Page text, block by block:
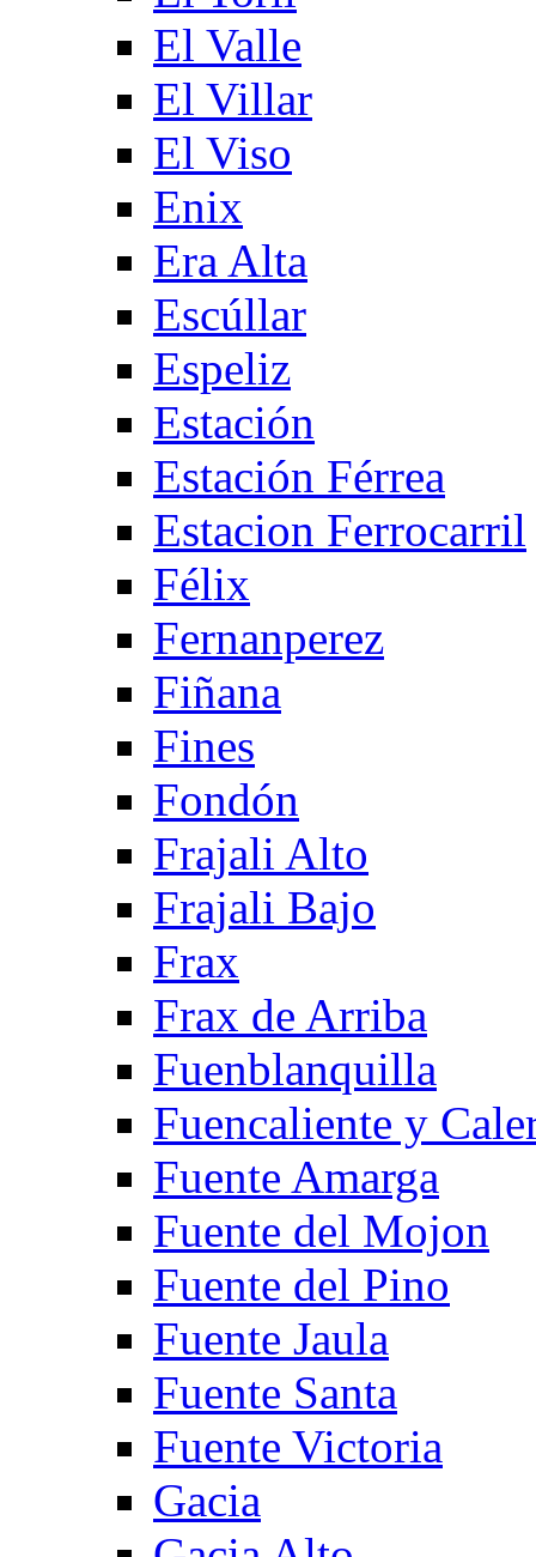
El Valle
El Villar
El Viso
Enix
Era Alta
Escúllar
Espeliz
Estación
Estación Férrea
Estacion Ferrocarril
Félix
Fernanperez
Fiñana
Fines
Fondón
Frajali Alto
Frajali Bajo
Frax
Frax de Arriba
Fuenblanquilla
Fuencaliente y
Fuente Amarga
Fuente del Mojon
Fuente del Pino
Fuente Jaula
Fuente Santa
Fuente Victoria
Gacia